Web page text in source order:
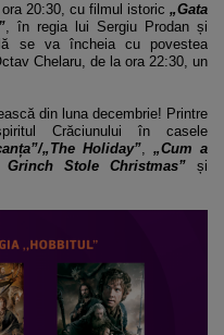
20:30, cu filmul istoric „Gata
, în regia lui Sergiu Prodan și
se va încheia cu povestea
Chelaru, de la ora 22:30, un
din luna decembrie! Printre
Crăciunului în casele
„The Holiday”, „Cum a
Stole Christmas” și